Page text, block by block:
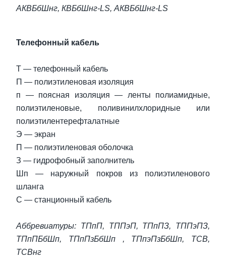
АКВБбШнг, КВБбШнг-LS, АКВБбШнг-LS
Телефонный кабель
Т — телефонный кабель
П — полиэтиленовая изоляция
п — поясная изоляция — ленты полиамидные,
полиэтиленовые, поливинилхлоридные или
полиэтилентерефталатные
Э — экран
П — полиэтиленовая оболочка
З — гидрофобный заполнитель
Шп — наружный покров из полиэтиленового
шланга
С — станционный кабель
Аббревиатуры: ТПпП, ТППэП, ТПпПЗ, ТППэПЗ,
ТПпПБбШп, ТПпПзБбШп , ТПпэПзБбШп, ТСВ,
ТСВнг